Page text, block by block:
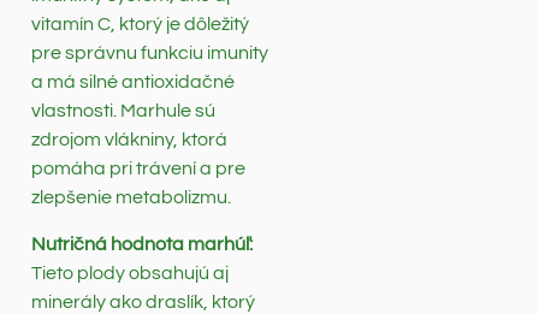
vitamín C, ktorý je dôležitý
pre správnu funkciu imunity
a má silné antioxidačné
vlastnosti. Marhule sú
zdrojom vlákniny, ktorá
pomáha pri trávení a pre
zlepšenie metabolizmu.
Nutričná hodnota marhúľ:
Tieto plody obsahujú aj
minerály ako draslík, ktorý